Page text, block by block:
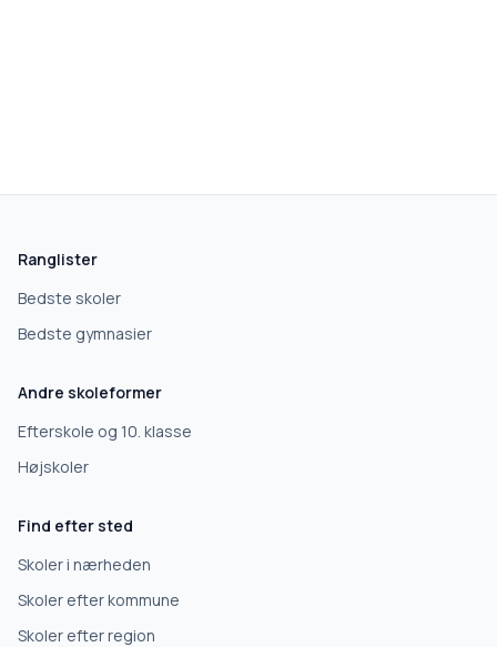
Hvad leder du efter?
Grundskole
10. klasse
Erhvervsuddannelse
Ranglister
Bedste skoler
Bedste gymnasier
Andre skoleformer
Efterskole og 10. klasse
Højskoler
Find efter sted
Skoler i nærheden
Skoler efter kommune
Skoler efter region